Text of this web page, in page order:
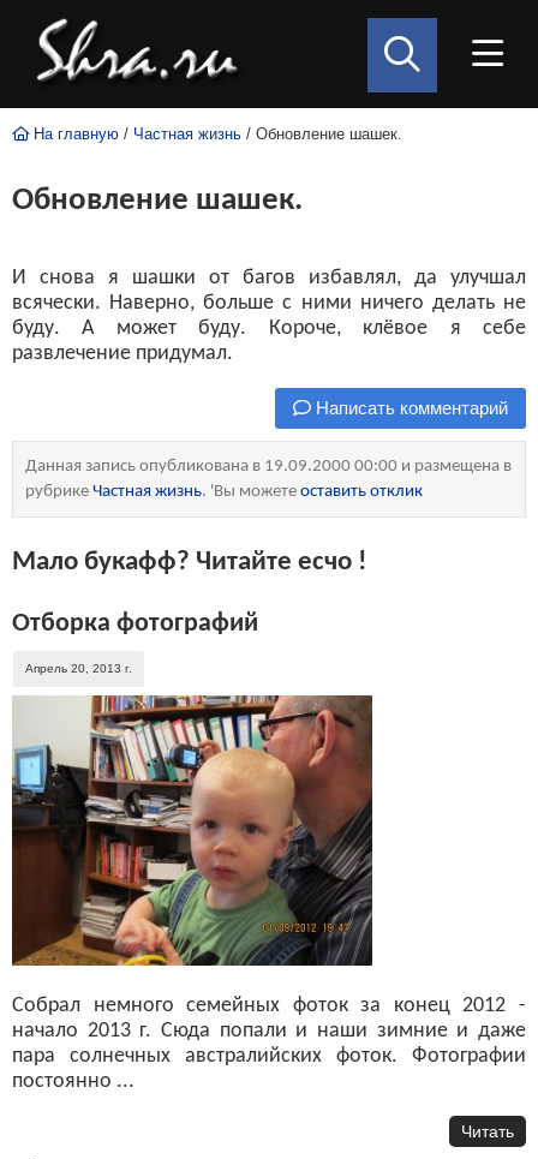
На главную / Частная жизнь / Обновление шашек.
Обновление шашек.
И снова я шашки от багов избавлял, да улучшал
всячески. Наверно, больше с ними ничего делать не
буду. А может буду. Короче, клёвое я себе
развлечение придумал.
Написать комментарий
Данная запись опубликована в 19.09.2000 00:00 и размещена в
рубрике Частная жизнь. 'Вы можете оставить отклик
Мало букафф? Читайте есчо !
Отборка фотографий
Апрель 20, 2013 г.
Собрал немного семейных фоток за конец 2012 -
начало 2013 г. Сюда попали и наши зимние и даже
пара солнечных австралийских фоток. Фотографии
постоянно ...
Читать